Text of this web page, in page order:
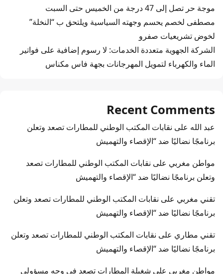
موجة حر تصل إلى 47 درجة من الخميس حتى السبت
مصطفى لخصم يحسم وجهته السياسية ويلتحق ب “النخلة”
لخوض تشريعيات صفرو
الشركة الجهوية متعددة الخدمات: لا رسوم إضافية على فواتير
الماء والكهرباء لتمويل المهرجانات بجهة فاس مكناس
Recent Comments
عبد الله على نقابات المكتب الوطني للمطارات تصعد وتعلن
برنامجًا نضاليًا ضد “الإقصاء والتهميش
مواطن مغربي على نقابات المكتب الوطني للمطارات تصعد
وتعلن برنامجًا نضاليًا ضد “الإقصاء والتهميش
تقني مغربي على نقابات المكتب الوطني للمطارات تصعد وتعلن
برنامجًا نضاليًا ضد “الإقصاء والتهميش
تقني مطاري على نقابات المكتب الوطني للمطارات تصعد وتعلن
برنامجًا نضاليًا ضد “الإقصاء والتهميش
مواطن مغربي على شغيلة المطارات تصعد في وجه مسؤولي